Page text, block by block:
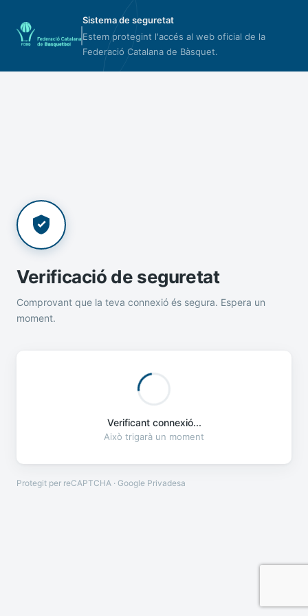
Sistema de seguretat
Estem protegint l'accés al web oficial de la
Federació Catalana de Bàsquet.
Verificació de seguretat
Comprovant que la teva connexió és segura. Espera un
moment.
Verificant connexió...
Això trigarà un moment
Protegit per reCAPTCHA · Google Privadesa